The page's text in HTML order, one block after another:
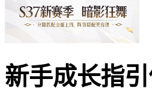
新手成长指引